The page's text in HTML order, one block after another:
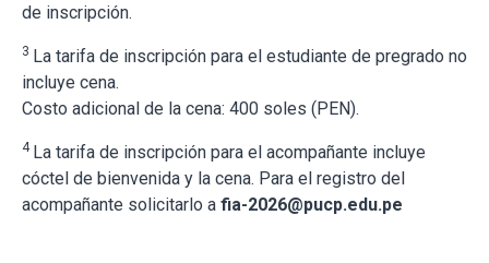
de inscripción.
3 La tarifa de inscripción para el estudiante de pregrado no
incluye cena.
Costo adicional de la cena: 400 soles (PEN).
4 La tarifa de inscripción para el acompañante incluye
cóctel de bienvenida y la cena. Para el registro del
acompañante solicitarlo a fia-2026@pucp.edu.pe